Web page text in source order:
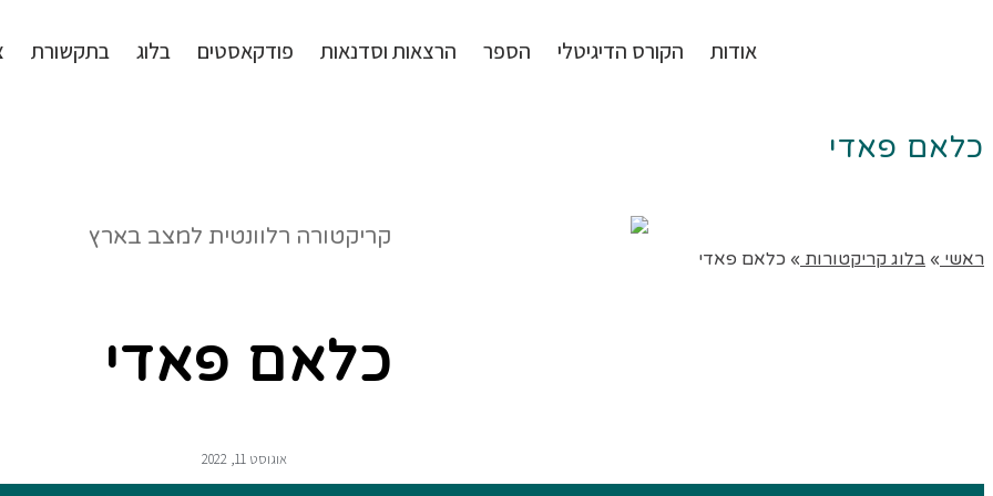
אודות הקורס הדיגיטלי הספר הרצאות וסדנאות פודקאסטים בלוג בתקשורת
כלאם פאדי
ראשי » בלוג קריקטורות » כלאם פאדי
כלאם פאדי
אוגוסט 11, 2022